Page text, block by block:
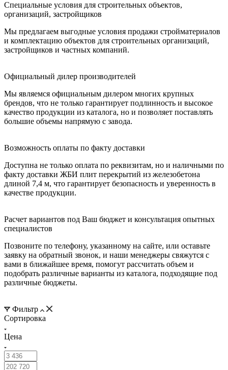
Специальные условия для строительных объектов,
организаций, застройщиков
Мы предлагаем выгодные условия продажи стройматериалов
и комплектацию объектов для строительных организаций,
застройщиков и частных компаний.
Официальный дилер производителей
Мы являемся официальным дилером многих крупных
брендов, что не только гарантирует подлинность и высокое
качество продукции из каталога, но и позволяет поставлять
большие объемы напрямую с завода.
Возможность оплаты по факту доставки
Доступна не только оплата по реквизитам, но и наличными по
факту доставки ЖБИ плит перекрытий из железобетона
длиной 7,4 м, что гарантирует безопасность и уверенность в
качестве продукции.
Расчет вариантов под Ваш бюджет и консультация опытных
специалистов
Позвоните по телефону, указанному на сайте, или оставьте
заявку на обратный звонок, и наши менеджеры свяжутся с
вами в ближайшее время, помогут рассчитать объем и
подобрать различные варианты из каталога, подходящие под
различные бюджеты.
Фильтр
Сортировка
Цена